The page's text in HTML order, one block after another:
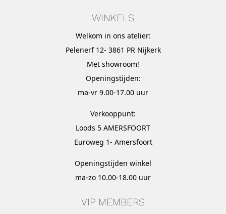
WINKELS
Welkom in ons atelier:
Pelenerf 12- 3861 PR Nijkerk
Met showroom!
Openingstijden:
ma-vr 9.00-17.00 uur
Verkooppunt:
Loods 5 AMERSFOORT
Euroweg 1- Amersfoort
Openingstijden winkel
ma-zo 10.00-18.00 uur
VIP MEMBERS